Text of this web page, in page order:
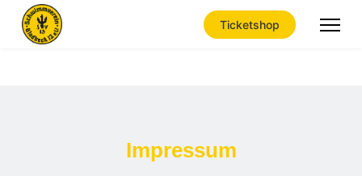
Ticketshop
DSGVO
Impressum